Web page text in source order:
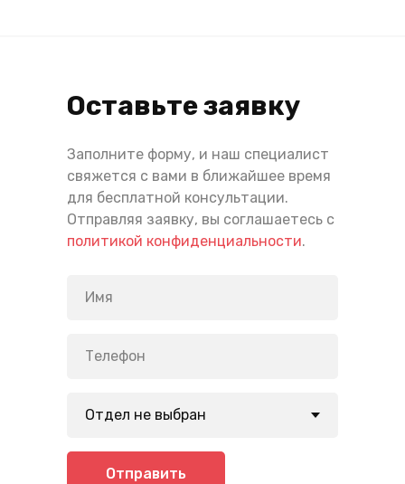
Оставьте заявку
Заполните форму, и наш специалист
свяжется с вами в ближайшее время
для бесплатной консультации.
Отправляя заявку, вы соглашаетесь с
политикой конфиденциальности.
Отправить